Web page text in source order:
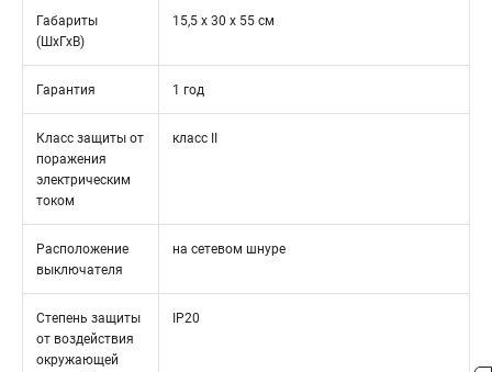
Габариты
(ШхГхВ)
15,5 х 30 х 55 см
Гарантия 1 год
Класс защиты от
поражения
электрическим
током
класс II
Расположение
выключателя
на сетевом шнуре
Степень защиты
от воздействия
окружающей
IP20